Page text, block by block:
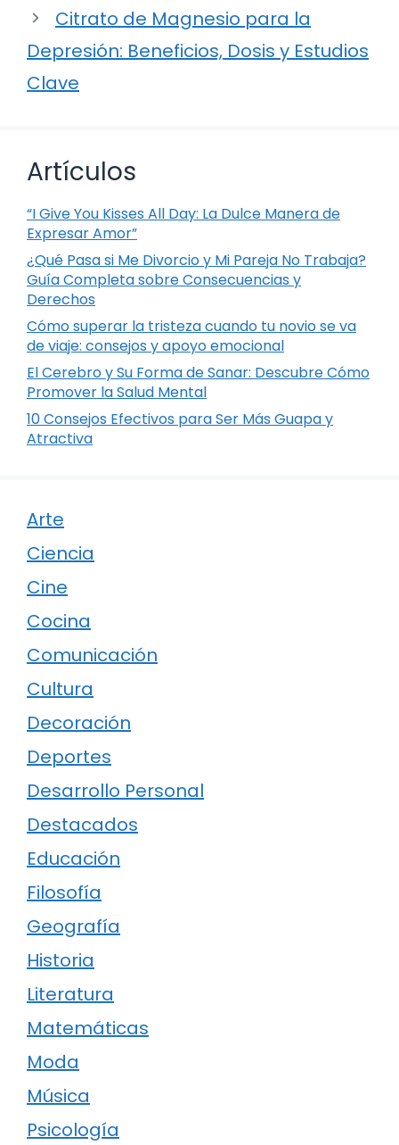
Citrato de Magnesio para la
Depresión: Beneficios, Dosis y Estudios
Clave
Artículos
“I Give You Kisses All Day: La Dulce Manera de
Expresar Amor”
¿Qué Pasa si Me Divorcio y Mi Pareja No Trabaja?
Guía Completa sobre Consecuencias y
Derechos
Cómo superar la tristeza cuando tu novio se va
de viaje: consejos y apoyo emocional
El Cerebro y Su Forma de Sanar: Descubre Cómo
Promover la Salud Mental
10 Consejos Efectivos para Ser Más Guapa y
Atractiva
Arte
Ciencia
Cine
Cocina
Comunicación
Cultura
Decoración
Deportes
Desarrollo Personal
Destacados
Educación
Filosofía
Geografía
Historia
Literatura
Matemáticas
Moda
Música
Psicología